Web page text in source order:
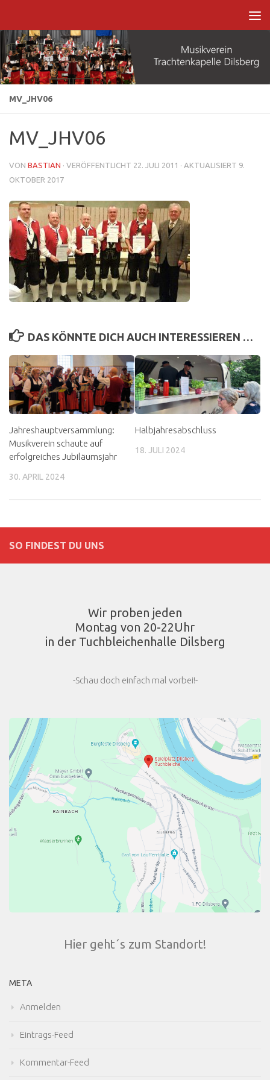
MV_JHV06
MV_JHV06
VON BASTIAN · VERÖFFENTLICHT 22. JULI 2011 · AKTUALISIERT 9.
OKTOBER 2017
DAS KÖNNTE DICH AUCH INTERESSIEREN …
Jahreshauptversammlung:
Musikverein schaute auf
erfolgreiches Jubiläumsjahr
30. APRIL 2024
Halbjahresabschluss
18. JULI 2024
SO FINDEST DU UNS
Wir proben jeden
Montag von 20-22Uhr
in der Tuchbleichenhalle Dilsberg
-Schau doch einfach mal vorbei!-
Hier geht´s zum Standort!
META
Anmelden
Eintrags-Feed
Kommentar-Feed